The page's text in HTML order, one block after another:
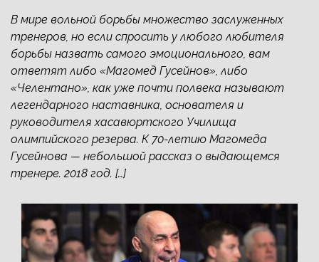
В мире вольной борьбы множество заслуженных
тренеров, но если спросить у любого любителя
борьбы назвать самого эмоционального, вам
ответят либо «Магомед Гусейнов», либо
«Челентано», как уже почти полвека называют
легендарного наставника, основателя и
руководителя хасавюртского Училища
олимпийского резерва. К 70-летию Магомеда
Гусейнова — небольшой рассказ о выдающемся
тренере. 2018 год. […]